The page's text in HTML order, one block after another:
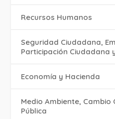
Recursos Humanos
Seguridad Ciudadana,
Participación Ciudadana
Economía y Hacienda
Medio Ambiente,
Pública